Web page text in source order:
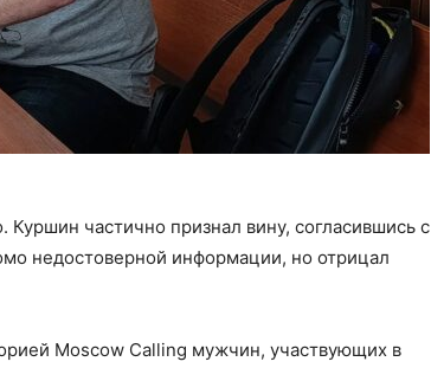
частично признал вину, согласившись с
недостоверной информации, но отрицал
Moscow Calling мужчин, участвующих в